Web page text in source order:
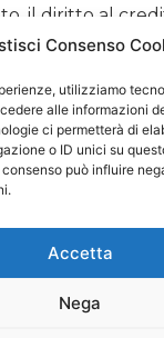
Consenso
utilizziamo
alle informazioni
ci permetterà di
o ID unici su
può influire
Accetta
Nega
il diritto al
della consegna
dei requisiti
prima casa.
d’imposta
sia redatto in
il Credito